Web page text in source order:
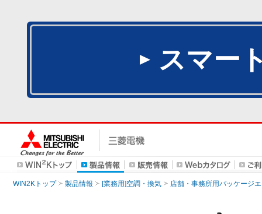
スマー
WIN2Kトップ 製品情報 [業務用]空調・換気 店舗・事務所用パッケージ